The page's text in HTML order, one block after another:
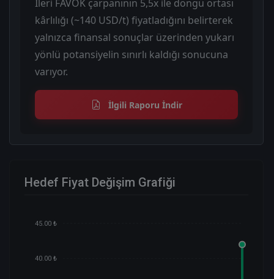
İleri FAVÖK çarpanının 5,5x ile döngü ortası
kârlılığı (~140 USD/t) fiyatladığını belirterek
yalnızca finansal sonuçlar üzerinden yukarı
yönlü potansiyelin sınırlı kaldığı sonucuna
varıyor.
İlgili Raporu İndir
Hedef Fiyat Değişim Grafiği
45.00 ₺
40.00 ₺